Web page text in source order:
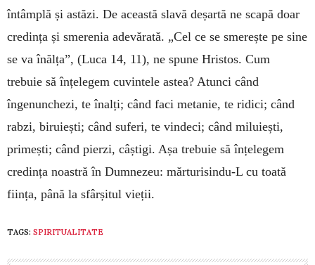
întâmplă și astăzi. De această slavă deșartă ne scapă doar
credința și smerenia adevărată. „Cel ce se smerește pe sine
se va înălța”, (Luca 14, 11), ne spune Hristos. Cum
trebuie să înțelegem cuvintele astea? Atunci când
îngenunchezi, te înalți; când faci metanie, te ridici; când
rabzi, biruiești; când suferi, te vindeci; când miluiești,
primești; când pierzi, câștigi. Așa trebuie să înțelegem
credința noastră în Dumnezeu: mărturisindu-L cu toată
ființa, până la sfârșitul vieții.
TAGS: SPIRITUALITATE